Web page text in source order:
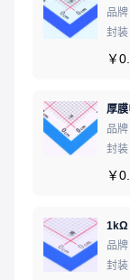
品牌
封装
￥
厚
品牌
封装
￥
1kΩ
品牌
封装